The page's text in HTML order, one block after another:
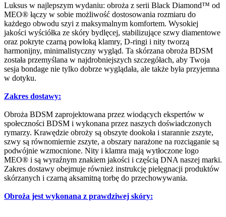
Luksus w najlepszym wydaniu: obroża z serii Black Diamond™ od
MEO® łączy w sobie możliwość dostosowania rozmiaru do
każdego obwodu szyi z maksymalnym komfortem. Wysokiej
jakości wyściółka ze skóry bydlęcej, stabilizujące szwy diamentowe
oraz pokryte czarną powłoką klamry, D-ringi i nity tworzą
harmonijny, minimalistyczny wygląd. Ta skórzana obroża BDSM
została przemyślana w najdrobniejszych szczegółach, aby Twoja
sesja bondage nie tylko dobrze wyglądała, ale także była przyjemna
w dotyku.
Zakres dostawy:
Obroża BDSM zaprojektowana przez wiodących ekspertów w
społeczności BDSM i wykonana przez naszych doświadczonych
rymarzy. Krawędzie obroży są obszyte dookoła i starannie zszyte,
szwy są równomiernie zszyte, a obszary narażone na rozciąganie są
podwójnie wzmocnione. Nity i klamra mają wytłoczone logo
MEO® i są wyraźnym znakiem jakości i częścią DNA naszej marki.
Zakres dostawy obejmuje również instrukcję pielęgnacji produktów
skórzanych i czarną aksamitną torbę do przechowywania.
Obroża jest wykonana z prawdziwej skóry: